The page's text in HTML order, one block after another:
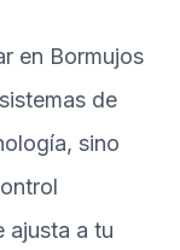
en Bormujos
de
sino
ajusta a tu